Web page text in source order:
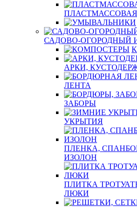
ПЛАСТМАССОВАЯ
САДОВО-ОГОРОДНЫЙ
АРКИ,
ЛЕНТА
ЗАБОРЫ
УКРЫТИЯ
ПЛЕНКА,
ИЗОЛОН
ПЛИТКА
ЛЮКИ